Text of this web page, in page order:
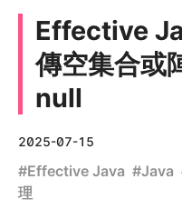
Effective
傳空集合或
null
2025-07-15
#Effective Java #Java
理